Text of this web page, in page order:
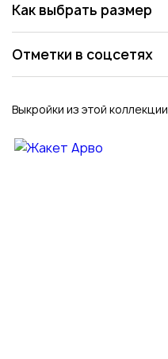
Как выбрать размер
Отметки в соцсетях
Выкройки из этой коллекции